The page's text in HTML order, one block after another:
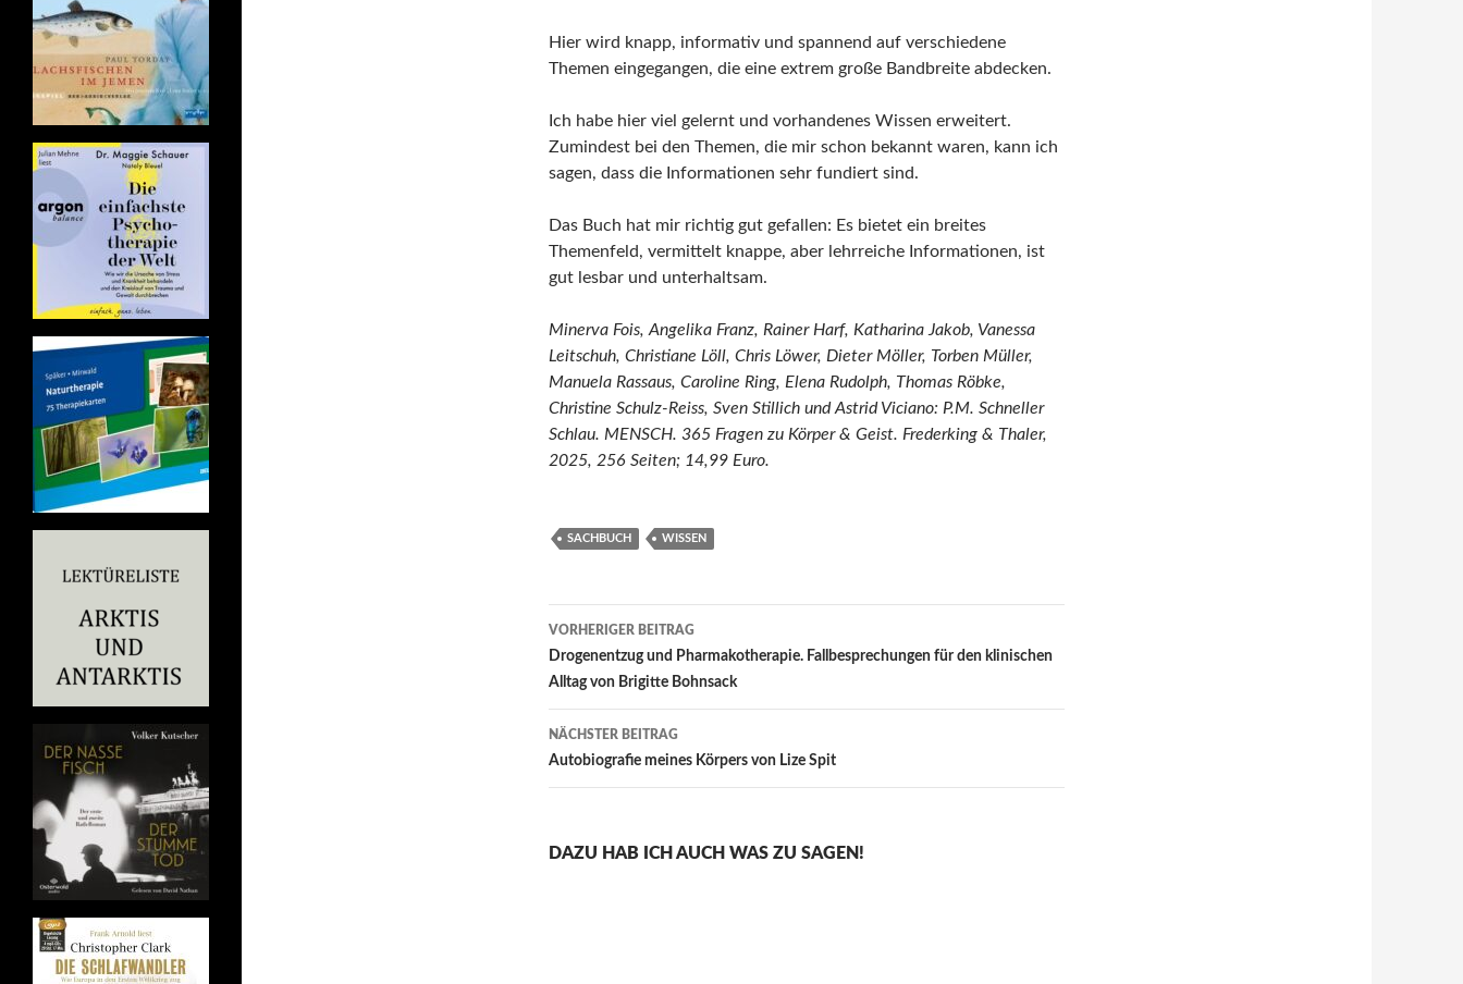
Hier wird knapp, informativ und spannend auf verschiedene
Themen eingegangen, die eine extrem große Bandbreite abdecken.
Ich habe hier viel gelernt und vorhandenes Wissen erweitert.
Zumindest bei den Themen, die mir schon bekannt waren, kann ich
sagen, dass die Informationen sehr fundiert sind.
Das Buch hat mir richtig gut gefallen: Es bietet ein breites
Themenfeld, vermittelt knappe, aber lehrreiche Informationen, ist
gut lesbar und unterhaltsam.
Minerva Fois, Angelika Franz, Rainer Harf, Katharina Jakob, Vanessa
Leitschuh, Christiane Löll, Chris Löwer, Dieter Möller, Torben Müller,
Manuela Rassaus, Caroline Ring, Elena Rudolph, Thomas Röbke,
Christine Schulz-Reiss, Sven Stillich und Astrid Viciano: P.M. Schneller
Schlau. MENSCH. 365 Fragen zu Körper & Geist. Frederking & Thaler,
2025, 256 Seiten; 14,99 Euro.
SACHBUCH WISSEN
Beitragsnavigation
VORHERIGER BEITRAG
Drogenentzug und Pharmakotherapie. Fallbesprechungen für den klinischen
Alltag von Brigitte Bohnsack
NÄCHSTER BEITRAG
Autobiografie meines Körpers von Lize Spit
DAZU HAB ICH AUCH WAS ZU SAGEN!